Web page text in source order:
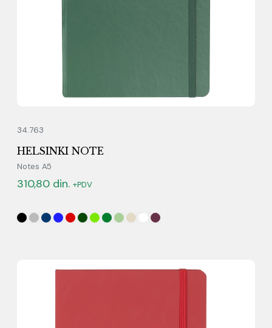
34.763
HELSINKI NOTE
Notes A5
310,80 din. +PDV